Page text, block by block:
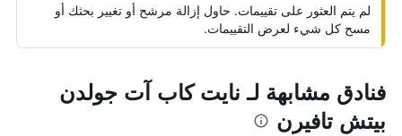
لم يتم العثور على تقييمات. حاول إزالة مرشح أو تغيير بحثك أو
مسح كل شيء لعرض التقييمات.
فنادق مشابهة لـ نايت كاب آت جولدن
بيتش تافيرن